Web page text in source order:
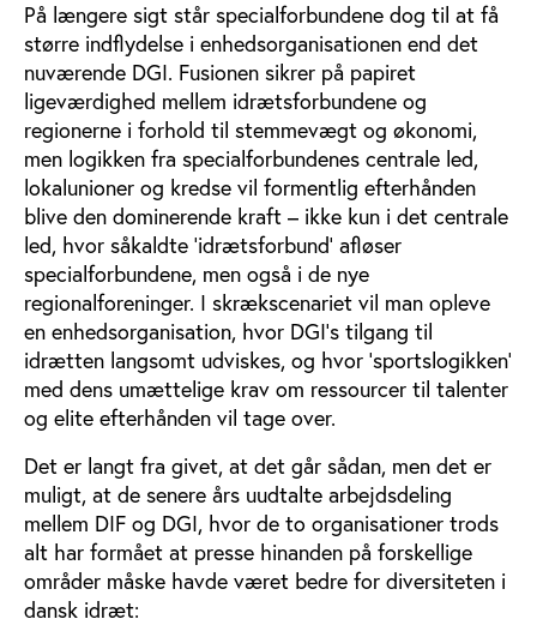
På længere sigt står specialforbundene dog til at få
større indflydelse i enhedsorganisationen end det
nuværende DGI. Fusionen sikrer på papiret
ligeværdighed mellem idrætsforbundene og
regionerne i forhold til stemmevægt og økonomi,
men logikken fra specialforbundenes centrale led,
lokalunioner og kredse vil formentlig efterhånden
blive den dominerende kraft – ikke kun i det centrale
led, hvor såkaldte ’idrætsforbund’ afløser
specialforbundene, men også i de nye
regionalforeninger. I skrækscenariet vil man opleve
en enhedsorganisation, hvor DGI’s tilgang til
idrætten langsomt udviskes, og hvor ’sportslogikken’
med dens umættelige krav om ressourcer til talenter
og elite efterhånden vil tage over.
Det er langt fra givet, at det går sådan, men det er
muligt, at de senere års uudtalte arbejdsdeling
mellem DIF og DGI, hvor de to organisationer trods
alt har formået at presse hinanden på forskellige
områder måske havde været bedre for diversiteten i
dansk idræt: